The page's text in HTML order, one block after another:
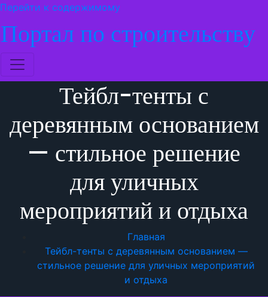
Перейти к содержимому
Портал по строительству
Тейбл-тенты с
деревянным основанием
— стильное решение
для уличных
мероприятий и отдыха
Главная
Тейбл-тенты с деревянным основанием —
стильное решение для уличных мероприятий
и отдыха